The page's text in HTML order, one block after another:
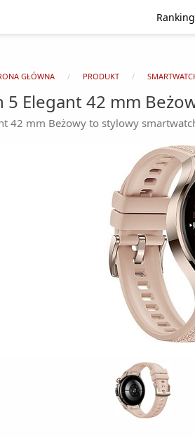
GŁÓWNA PRODUKT
5 Elegant 42 mm
42 mm Beżowy to stylowy